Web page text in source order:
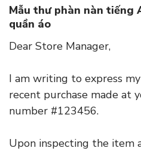
Mẫu thư phàn nàn tiếng
quần áo
Dear Store Manager,
I am writing to express
recent purchase made at
number #123456.
Upon inspecting the item